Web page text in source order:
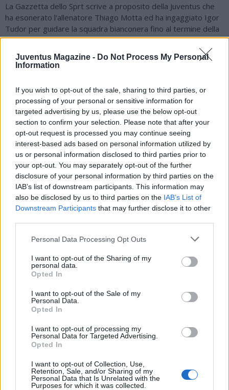
Juventus Magazine - Do Not Process My Personal
Information
If you wish to opt-out of the sale, sharing to third parties, or
processing of your personal or sensitive information for
targeted advertising by us, please use the below opt-out
section to confirm your selection. Please note that after your
opt-out request is processed you may continue seeing
interest-based ads based on personal information utilized by
us or personal information disclosed to third parties prior to
your opt-out. You may separately opt-out of the further
disclosure of your personal information by third parties on the
IAB’s list of downstream participants. This information may
also be disclosed by us to third parties on the IAB’s List of
Downstream Participants that may further disclose it to other
Personal Data Processing Opt Outs
I want to opt-out of the Sharing of my
personal data.
Opted In
I want to opt-out of the Sale of my
Personal Data.
Opted In
I want to opt-out of processing my
Personal Data for Targeted Advertising.
Opted In
I want to opt-out of Collection, Use,
Retention, Sale, and/or Sharing of my
Personal Data that Is Unrelated with the
Purposes for which it was collected.
La Gazzetta dello Sprt scrive a proposito della Juventus che
ha esonerato l'allenatore Thiago Motta ed ha ingaggiato Igor
Tudor per guidare la squadra bianconera fino al termine della
stagione: "Giuntoli ha pensato che Motta fosse il tecnico
ideale per la Juve: non è stato così. In vista della prossima
stagione, il dt bianconero sta pensando a un allenatore dalle
club importanti e gestito ambienti complessi: Mancini, Pioli,
soprattutto Conte. Ma Conte era libero anche quando la Juve
ha preso Motta, e lo ha lasciato al Napoli (lo stesso ha fatto il
Milan, colpevolmente: un altro club che ha sbagliato le scelte).
Se si liberasse dal club azzurro – sappiamo però quanto sia
complicato – Antonio sarebbe sicuramente il più indicato per
rilanciare la sfida bianconera".
VAI ALLA VERSIONE CLASSICA